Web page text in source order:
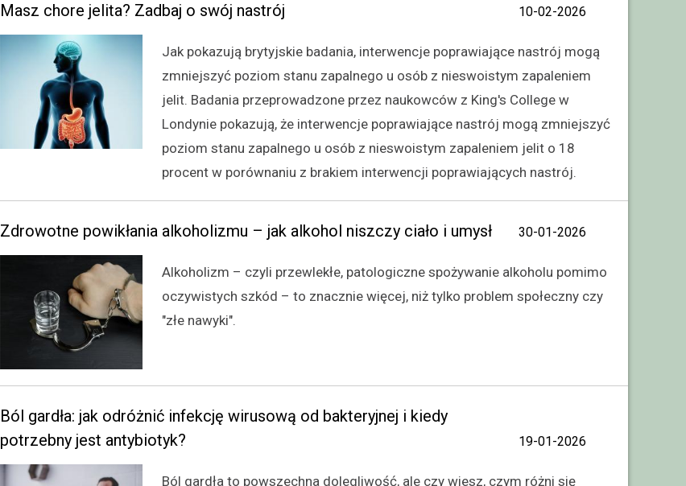
Masz chore jelita? Zadbaj o swój nastrój 10-02-2026
Jak pokazują brytyjskie badania, interwencje poprawiające nastrój mogą
zmniejszyć poziom stanu zapalnego u osób z nieswoistym zapaleniem
jelit. Badania przeprowadzone przez naukowców z King's College w
Londynie pokazują, że interwencje poprawiające nastrój mogą zmniejszyć
poziom stanu zapalnego u osób z nieswoistym zapaleniem jelit o 18
procent w porównaniu z brakiem interwencji poprawiających nastrój.
Zdrowotne powikłania alkoholizmu – jak alkohol niszczy ciało i umysł 30-01-2026
Alkoholizm – czyli przewlekłe, patologiczne spożywanie alkoholu pomimo
oczywistych szkód – to znacznie więcej, niż tylko problem społeczny czy
"złe nawyki".
Ból gardła: jak odróżnić infekcję wirusową od bakteryjnej i kiedy
potrzebny jest antybiotyk?
19-01-2026
Ból gardła to powszechna dolegliwość, ale czy wiesz, czym różni się